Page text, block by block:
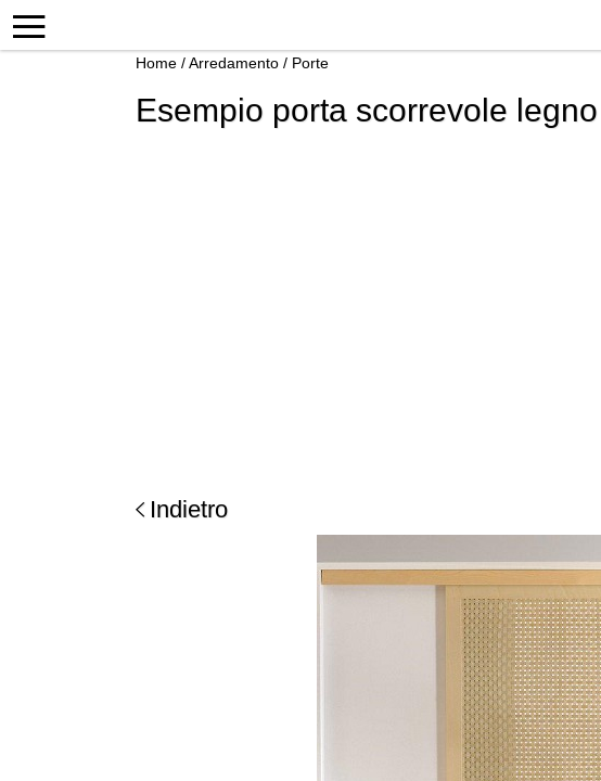
Home /Arredamento / Porte
Esempio porta scorrevole
Indietro